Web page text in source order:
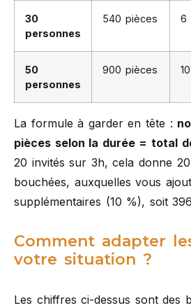
30
personnes
540 pièces 6
50
personnes
900 pièces
La formule à garder en tête :
pièces selon la durée = total
20 invités sur 3h, cela donne
bouchées, auxquelles vous
supplémentaires (10 %), soit
Comment adapter
votre situation ?
Les chiffres ci-dessus sont des